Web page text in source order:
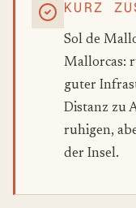
KURZ
Sol de
Mallorcas:
guter
Distanz zu
ruhigen,
der Insel.